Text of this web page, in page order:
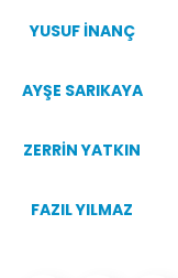
YUSUF İNANÇ
AYŞE SARIKAYA
ZERRİN YATKIN
FAZIL YILMAZ